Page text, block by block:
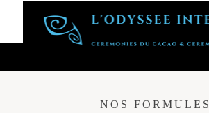
NOS FORMULES